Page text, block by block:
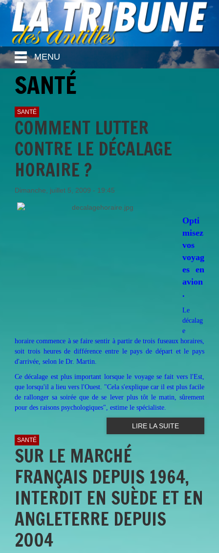
MENU
SANTÉ
SANTÉ
COMMENT LUTTER
CONTRE LE DÉCALAGE
HORAIRE ?
Dimanche, juillet 5, 2009 - 19:45
Opti
misez
vos
voyag
es en
avion
.
Le
décalag
e
horaire commence à se faire sentir à partir de trois fuseaux horaires,
soit trois heures de différence entre le pays de départ et le pays
d'arrivée, selon le Dr. Martin.
Ce décalage est plus important lorsque le voyage se fait vers l'Est,
que lorsqu'il a lieu vers l'Ouest. "Cela s'explique car il est plus facile
de rallonger sa soirée que de se lever plus tôt le matin, sûrement
pour des raisons psychologiques", estime le spécialiste.
LIRE LA SUITE
SANTÉ
SUR LE MARCHÉ
FRANÇAIS DEPUIS 1964,
INTERDIT EN SUÈDE ET EN
ANGLETERRE DEPUIS
2004